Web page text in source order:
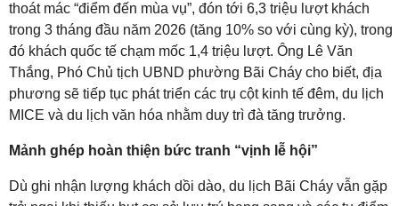
thoát mác “điểm đến mùa vụ”, đón tới 6,3 triệu lượt khách
trong 3 tháng đầu năm 2026 (tăng 10% so với cùng kỳ), trong
đó khách quốc tế chạm mốc 1,4 triệu lượt. Ông Lê Văn
Thắng, Phó Chủ tịch UBND phường Bãi Cháy cho biết, địa
phương sẽ tiếp tục phát triển các trụ cột kinh tế đêm, du lịch
MICE và du lịch văn hóa nhằm duy trì đà tăng trưởng.
Mảnh ghép hoàn thiện bức tranh “vịnh lễ hội”
Dù ghi nhận lượng khách dồi dào, du lịch Bãi Cháy vẫn gặp